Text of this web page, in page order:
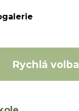
Rychlá volba